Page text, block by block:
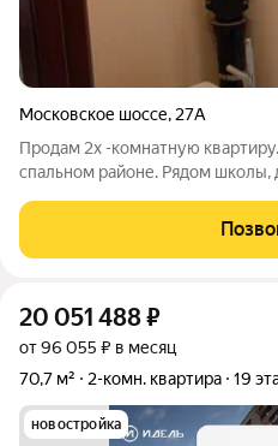
Московское шоссе, 27А
Продам 2х -комнатную
спальном районе. Рядом школы,
остановки общественного
11 этаже, видовая. Уютная,
20 051 488₽
от 96 055 ₽ в месяц
70,7 м²
2-комн. квартира 19
новостройка